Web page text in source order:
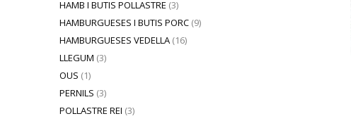
HAMB I BUTIS POLLASTRE (3)
HAMBURGUESES I BUTIS PORC (9)
HAMBURGUESES VEDELLA (16)
LLEGUM (3)
OUS (1)
PERNILS (3)
POLLASTRE REI (3)